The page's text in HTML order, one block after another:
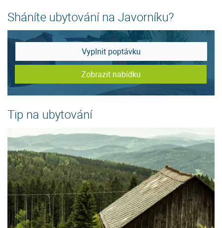
Sháníte ubytování na Javorníku?
Vyplnit poptávku
Zobrazit nabídku
Tip na ubytování